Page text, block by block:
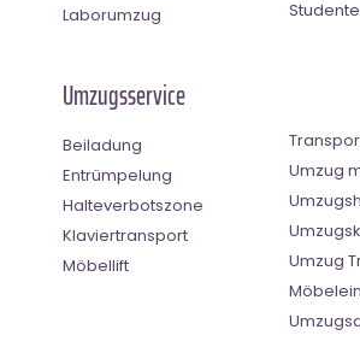
Laborumzug
Umzugsservice
Beiladung
Entrümpelung
Halteverbotszone
Klaviertransport
Möbellift
Umzug
Umzug